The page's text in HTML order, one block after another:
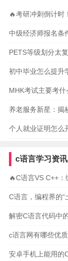
🔥考研冲刺倒计时
中级经济师报名条
PETS等级划分太
初中毕业怎么提升
MHK考试主要考
养老服务新星：揭
个人就业证明怎么
c语言学习资讯
🔥C语言VS C++
C语言，编程界的“
解密C语言代码中
c语言网有哪些优
安卓手机上能用的